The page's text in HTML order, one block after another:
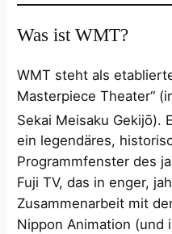
Was ist WMT?
WMT steht als
Masterpiece Theater“
Sekai Meisaku Gekijō).
ein legendäres,
Programmfenster des
Fuji TV, das in enger,
Zusammenarbeit mit
Nippon Animation (und